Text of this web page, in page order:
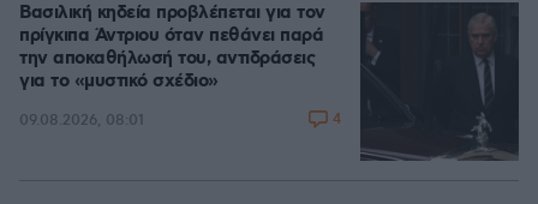
Βασιλική κηδεία προβλέπεται για τον
πρίγκιπα Άντριου όταν πεθάνει παρά
την αποκαθήλωσή του, αντιδράσεις
για το «μυστικό σχέδιο»
09.08.2026, 08:01 4